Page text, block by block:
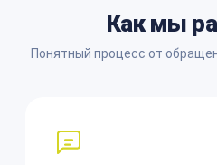
Как мы
Понятный процесс от